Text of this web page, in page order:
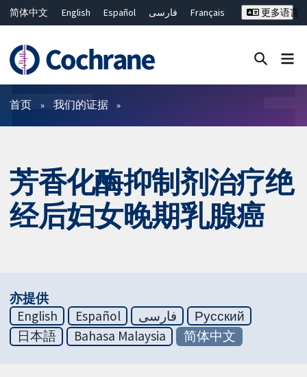
简体中文 English Español فارسی
Français
ไทย
繁體中文
更多语言
过滤
首页 我们的证据
芳香化酶抑制剂治疗绝
经后妇女晚期乳腺癌
亦提供
English
Español فارسی
Русский
日本語
Bahasa Malaysia 简体中文